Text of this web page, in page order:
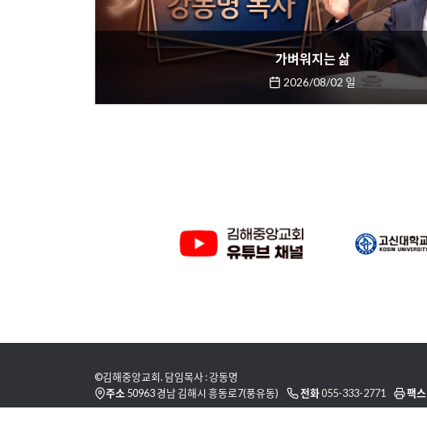
가벼워지는 삶
2026/08/02 일
©김해중앙교회. 담임목사 : 강동명
주소50963 경남 김해시 흥동로7(풍유동) 전화055-333-2771 팩스